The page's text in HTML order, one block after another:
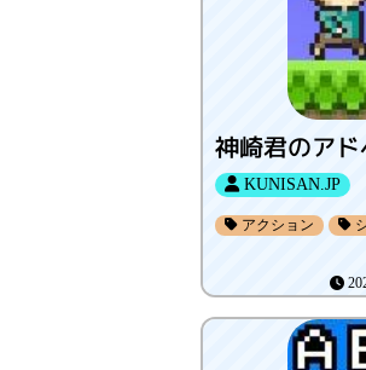
神崎君のア
KUNISAN.JP
アクション